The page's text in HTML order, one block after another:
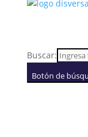
Buscar:
Botón de